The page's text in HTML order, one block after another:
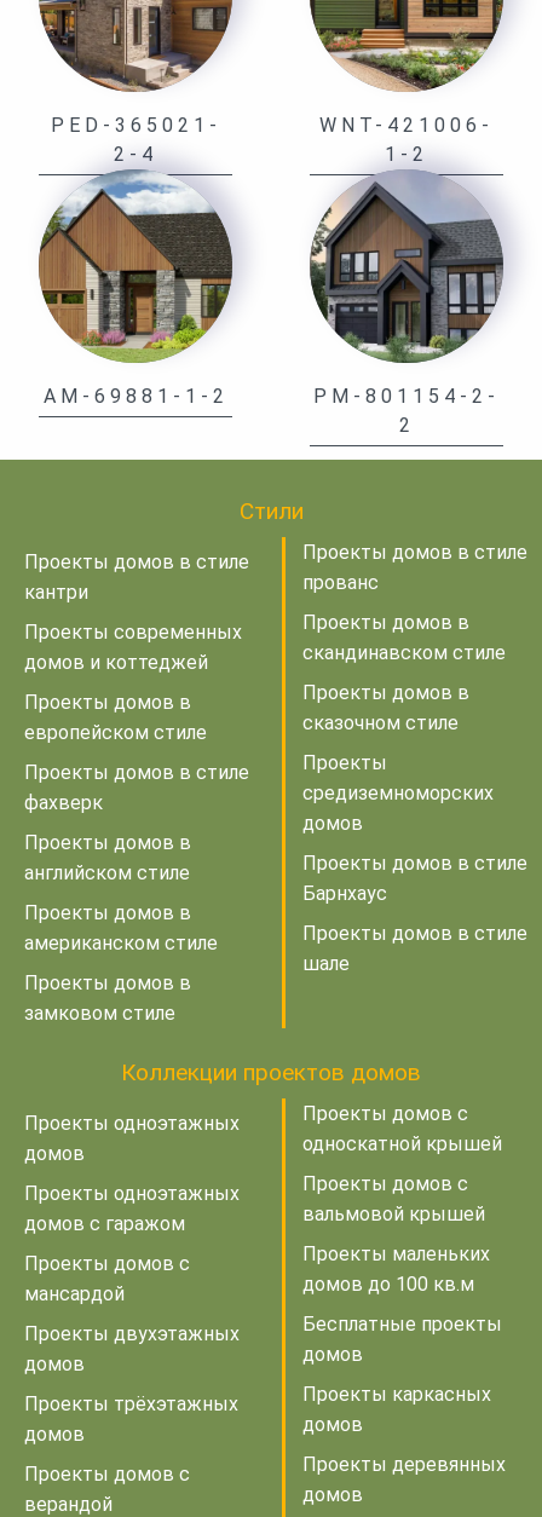
PED-365021-
2-4
WNT-421006-
1-2
AM-69881-1-2
PM-801154-2-
2
Стили
Проекты домов в стиле
кантри
Проекты современных
домов и коттеджей
Проекты домов в
европейском стиле
Проекты домов в стиле
фахверк
Проекты домов в
английском стиле
Проекты домов в
американском стиле
Проекты домов в
замковом стиле
Проекты домов в стиле
прованс
Проекты домов в
скандинавском стиле
Проекты домов в
сказочном стиле
Проекты
средиземноморских
домов
Проекты домов в стиле
Барнхаус
Проекты домов в стиле
шале
Коллекции проектов домов
Проекты одноэтажных
домов
Проекты одноэтажных
домов с гаражом
Проекты домов с
мансардой
Проекты двухэтажных
домов
Проекты трёхэтажных
домов
Проекты домов с
верандой
Проекты домов с
односкатной крышей
Проекты домов с
вальмовой крышей
Проекты маленьких
домов до 100 кв.м
Бесплатные проекты
домов
Проекты каркасных
домов
Проекты деревянных
домов